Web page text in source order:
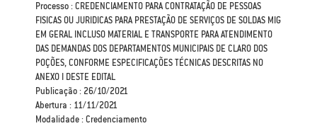
Processo : CREDENCIAMENTO PARA CONTRATAÇÃO DE PESSOAS
FISICAS OU JURIDICAS PARA PRESTAÇÃO DE SERVIÇOS DE SOLDAS MIG
EM GERAL INCLUSO MATERIAL E TRANSPORTE PARA ATENDIMENTO
DAS DEMANDAS DOS DEPARTAMENTOS MUNICIPAIS DE CLARO DOS
POÇÕES, CONFORME ESPECIFICAÇÕES TÉCNICAS DESCRITAS NO
ANEXO I DESTE EDITAL
Publicação : 26/10/2021
Abertura : 11/11/2021
Modalidade : Credenciamento